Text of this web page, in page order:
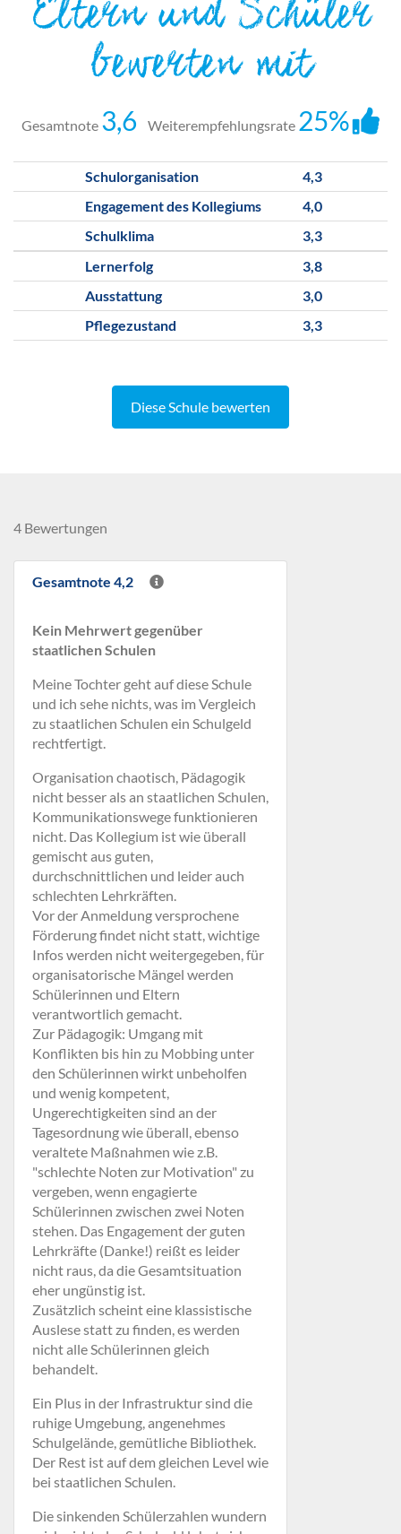
Eltern und Schüler
bewerten mit
Gesamtnote 3,6 Weiterempfehlungsrate 25%
Schulorganisation
4,3
Engagement des Kollegiums
4,0
Schulklima
3,3
Lernerfolg
3,8
Ausstattung
3,0
Pflegezustand
3,3
Diese Schule bewerten
4 Bewertungen
Gesamtnote 4,2
Kein Mehrwert gegenüber
staatlichen Schulen
Meine Tochter geht auf diese Schule
und ich sehe nichts, was im Vergleich
zu staatlichen Schulen ein Schulgeld
rechtfertigt.
Organisation chaotisch, Pädagogik
nicht besser als an staatlichen Schulen,
Kommunikationswege funktionieren
nicht. Das Kollegium ist wie überall
gemischt aus guten,
durchschnittlichen und leider auch
schlechten Lehrkräften.
Vor der Anmeldung versprochene
Förderung findet nicht statt, wichtige
Infos werden nicht weitergegeben, für
organisatorische Mängel werden
Schülerinnen und Eltern
verantwortlich gemacht.
Zur Pädagogik: Umgang mit
Konflikten bis hin zu Mobbing unter
den Schülerinnen wirkt unbeholfen
und wenig kompetent,
Ungerechtigkeiten sind an der
Tagesordnung wie überall, ebenso
veraltete Maßnahmen wie z.B.
"schlechte Noten zur Motivation" zu
vergeben, wenn engagierte
Schülerinnen zwischen zwei Noten
stehen. Das Engagement der guten
Lehrkräfte (Danke!) reißt es leider
nicht raus, da die Gesamtsituation
eher ungünstig ist.
Zusätzlich scheint eine klassistische
Auslese statt zu finden, es werden
nicht alle Schülerinnen gleich
behandelt.
Ein Plus in der Infrastruktur sind die
ruhige Umgebung, angenehmes
Schulgelände, gemütliche Bibliothek.
Der Rest ist auf dem gleichen Level wie
bei staatlichen Schulen.
Die sinkenden Schülerzahlen wundern